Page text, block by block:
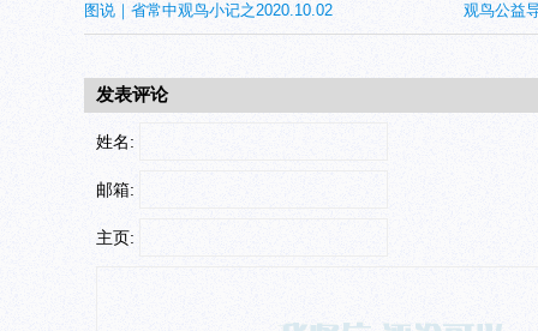
观鸟公益
图说｜省常中观鸟小记之2020.10.02
发表评论
姓名:
邮箱:
主页: